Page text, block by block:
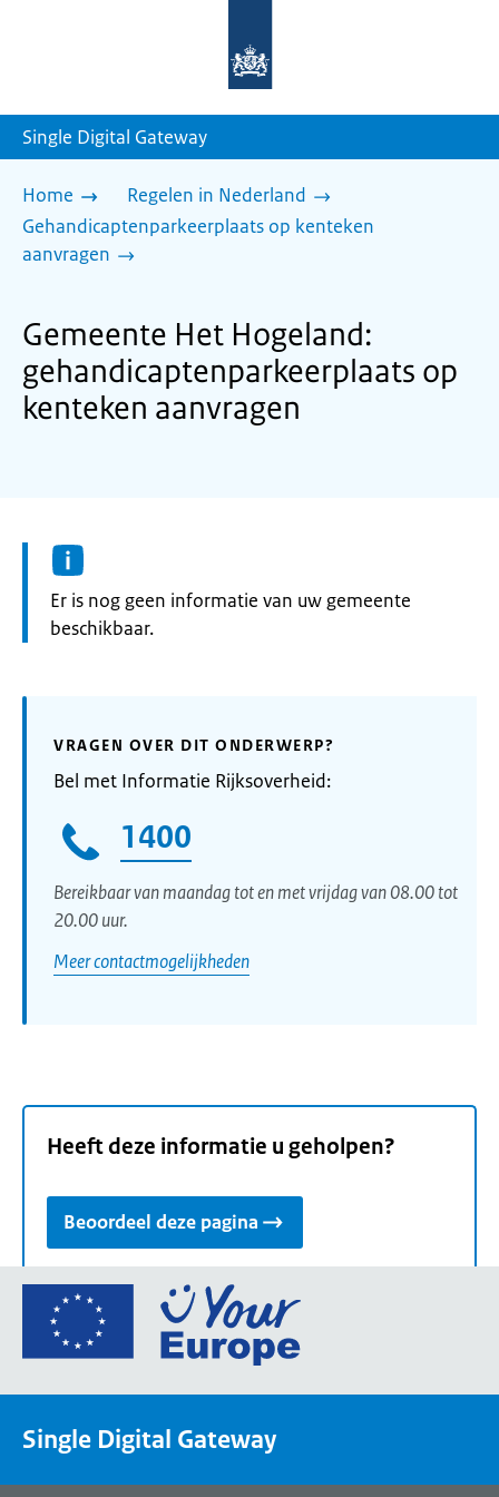
homepage
Single Digital Gateway
Home
Regelen in Nederland
Gehandicaptenparkeerplaats op kenteken
aanvragen
Gemeente Het Hogeland:
gehandicaptenparkeerplaats op
kenteken aanvragen
Informatie:
Er is nog geen informatie van uw gemeente
beschikbaar.
VRAGEN OVER DIT ONDERWERP?
Bel met Informatie Rijksoverheid:
1400
Bereikbaar van maandag tot en met vrijdag van 08.00 tot
20.00 uur.
Meer contactmogelijkheden
Heeft deze informatie u geholpen?
Beoordeel deze pagina
Ga
de
een
Single Digital Gateway